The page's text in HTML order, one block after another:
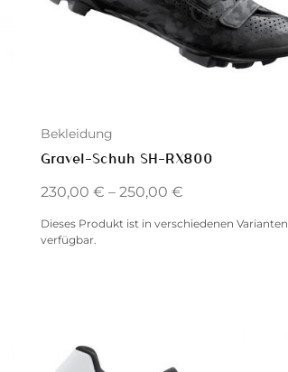
Bekleidung
Gravel-Schuh SH-RX800
230,00 € – 250,00 €
Dieses Produkt ist in verschiedenen Varianten
verfügbar.